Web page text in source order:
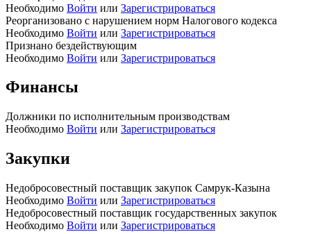
Необходимо Войти или Зарегистрироваться
Реорганизовано с нарушением норм Налогового кодекса
Необходимо Войти или Зарегистрироваться
Признано бездействующим
Необходимо Войти или Зарегистрироваться
Финансы
Должники по исполнительным производствам
Необходимо Войти или Зарегистрироваться
Закупки
Недобросовестный поставщик закупок Самрук-Казына
Необходимо Войти или Зарегистрироваться
Недобросовестный поставщик государственных закупок
Необходимо Войти или Зарегистрироваться